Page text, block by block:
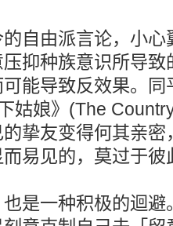
自由派言论，小
抑种族意识所导
能导致反效果。
姑娘》(The
挚友变得何其亲
易见的，莫过于彼
是一种积极的迴